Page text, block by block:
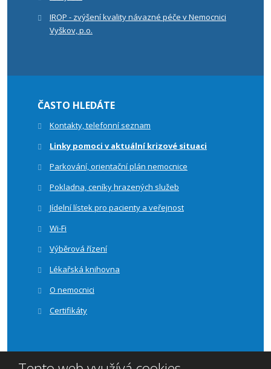
IROP - zvýšení kvality návazné péče v Nemocnici
Vyškov, p.o.
ČASTO HLEDÁTE
Kontakty, telefonní seznam
Linky pomoci v aktuální krizové situaci
Parkování, orientační plán nemocnice
Pokladna, ceníky hrazených služeb
Jídelní lístek pro pacienty a veřejnost
Wi-Fi
Výběrová řízení
Lékařská knihovna
O nemocnici
Certifikáty